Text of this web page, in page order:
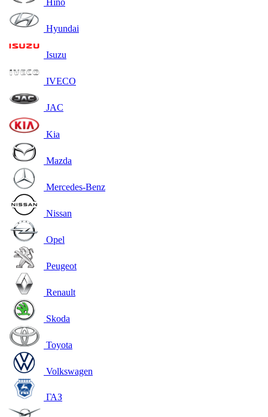
Hyundai
Isuzu
IVECO
JAC
Kia
Mazda
Mercedes-Benz
Nissan
Opel
Peugeot
Renault
Skoda
Toyota
Volkswagen
ГАЗ